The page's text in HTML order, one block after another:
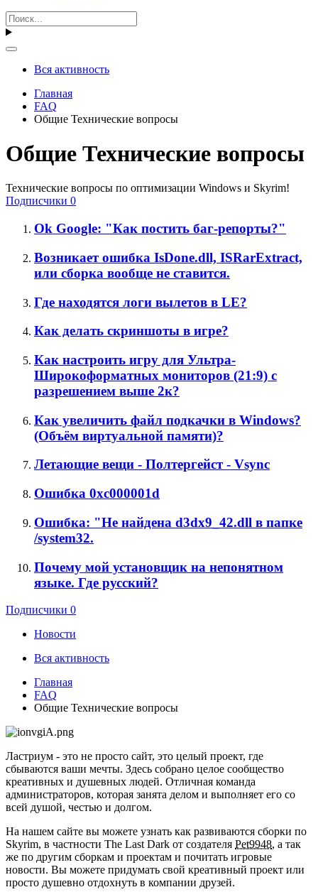
Вся активность
Главная
FAQ
Общие Технические вопросы
Общие Технические вопросы
Технические вопросы по оптимизации Windows и Skyrim!
Подписчики 0
Ok Google: "Как постить баг-репорты?"
Возникает ошибка IsDone.dll, ISRarExtract,
или сборка вообще не ставится.
Где находятся логи вылетов в LE?
Как делать скриншоты в игре?
Как настроить игру для Ультра-
Широкоформатных мониторов (21:9) с
разрешением выше 2к?
Как увеличить файл подкачки в Windows?
(Объём виртуальной памяти)?
Летающие вещи - Полтергейст - Vsync
Ошибка 0xc000001d
Ошибка: "Не найдена d3dx9_42.dll в папке
/system32.
Почему мой установщик на непонятном
языке. Где русский?
Подписчики 0
Новости
Вся активность
Главная
FAQ
Общие Технические вопросы
Ластриум - это не просто сайт, это целый проект, где
сбываются ваши мечты. Здесь собрано целое сообщество
креативных и душевных людей. Отличная команда
администраторов, которая занята делом и выполняет его со
всей душой, честью и долгом.
На нашем сайте вы можете узнать как развиваются сборки по
Skyrim, в частности The Last Dark от создателя Pet9948, а так
же по другим сборкам и проектам и почитать игровые
новости. Вы можете придумать свой креативный проект или
просто душевно отдохнуть в компании друзей.